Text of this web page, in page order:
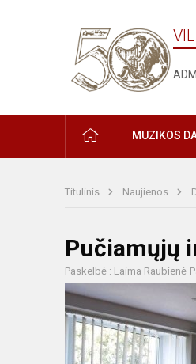
MUZIKOS
Titulinis Naujienos
Pučiamųjų
Paskelbė : Laima Raubienė